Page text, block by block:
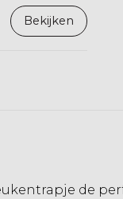
Bekijken
de